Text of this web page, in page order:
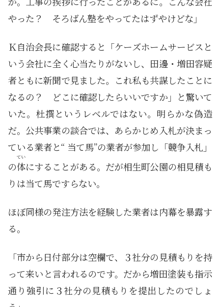
やった？ そろばん塾をやってたはずやけどな」
Ｋ自治会長に確認すると「ケーズホームサービスと
いう会社に全く心当たりがないし、田邊・増田容疑
者ともに新聞で見ました。これ私も共謀したことに
なるの？ どこに確認したらいいですか」と驚いて
いた。杜撰というレベルではない。明らかな偽造
だ。公共事業の談合では、あらかじめ入札が決まっ
ている業者と“ 当て馬”の業者が参加し「競争入札」
の体
てい
にすることがある。だが相生町公園の相見積も
りは当て馬ですらない。
ほぼ同様の発注方法を経験した業者は内幕を暴露す
る。
「市から日付部分は空欄で、３社分の見積もりを持
って来いと言われるのです。だから増田塗装も指示
通り強引に３社分の見積もりを提出したのでしょ